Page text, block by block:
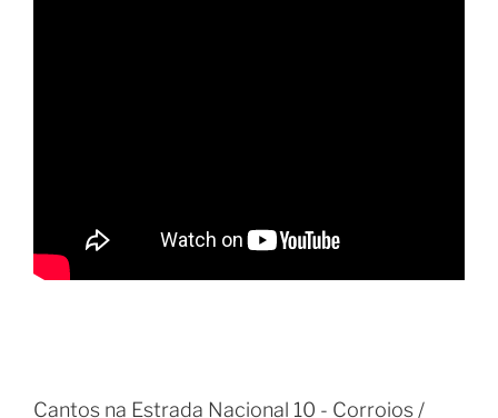
Cantos na Estrada Nacional 10 - Corroios /